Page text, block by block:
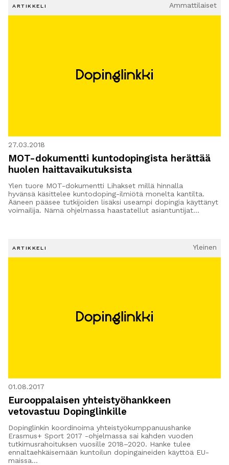
ARTIKKELI Ammattilaiset
27.03.2018
MOT-dokumentti kuntodopingista herättää
huolen haittavaikutuksista
Ylen tuore MOT-dokumentti Lihakset millä hinnalla
hyvänsä käsittelee kuntodoping-ilmiötä monelta kantilta.
Ääneen pääsee tutkijoiden lisäksi useampi dopingia käyttänyt
voimailija. Nämä ohjelmassa haastatellut asiantuntijat…
ARTIKKELI Yleinen
01.08.2017
Eurooppalaisen yhteistyöhankkeen
vetovastuu Dopinglinkille
Dopinglinkin koordinoima yhteistyökumppanuushanke
Erasmus+ Sport 2017 -ohjelmassa sai kahden vuoden
tutkimusrahoituksen vuosille 2018–2020. Hanke tulee
ennaltaehkäisemään kuntoilun dopingaineiden käyttöä EU-
maissa…